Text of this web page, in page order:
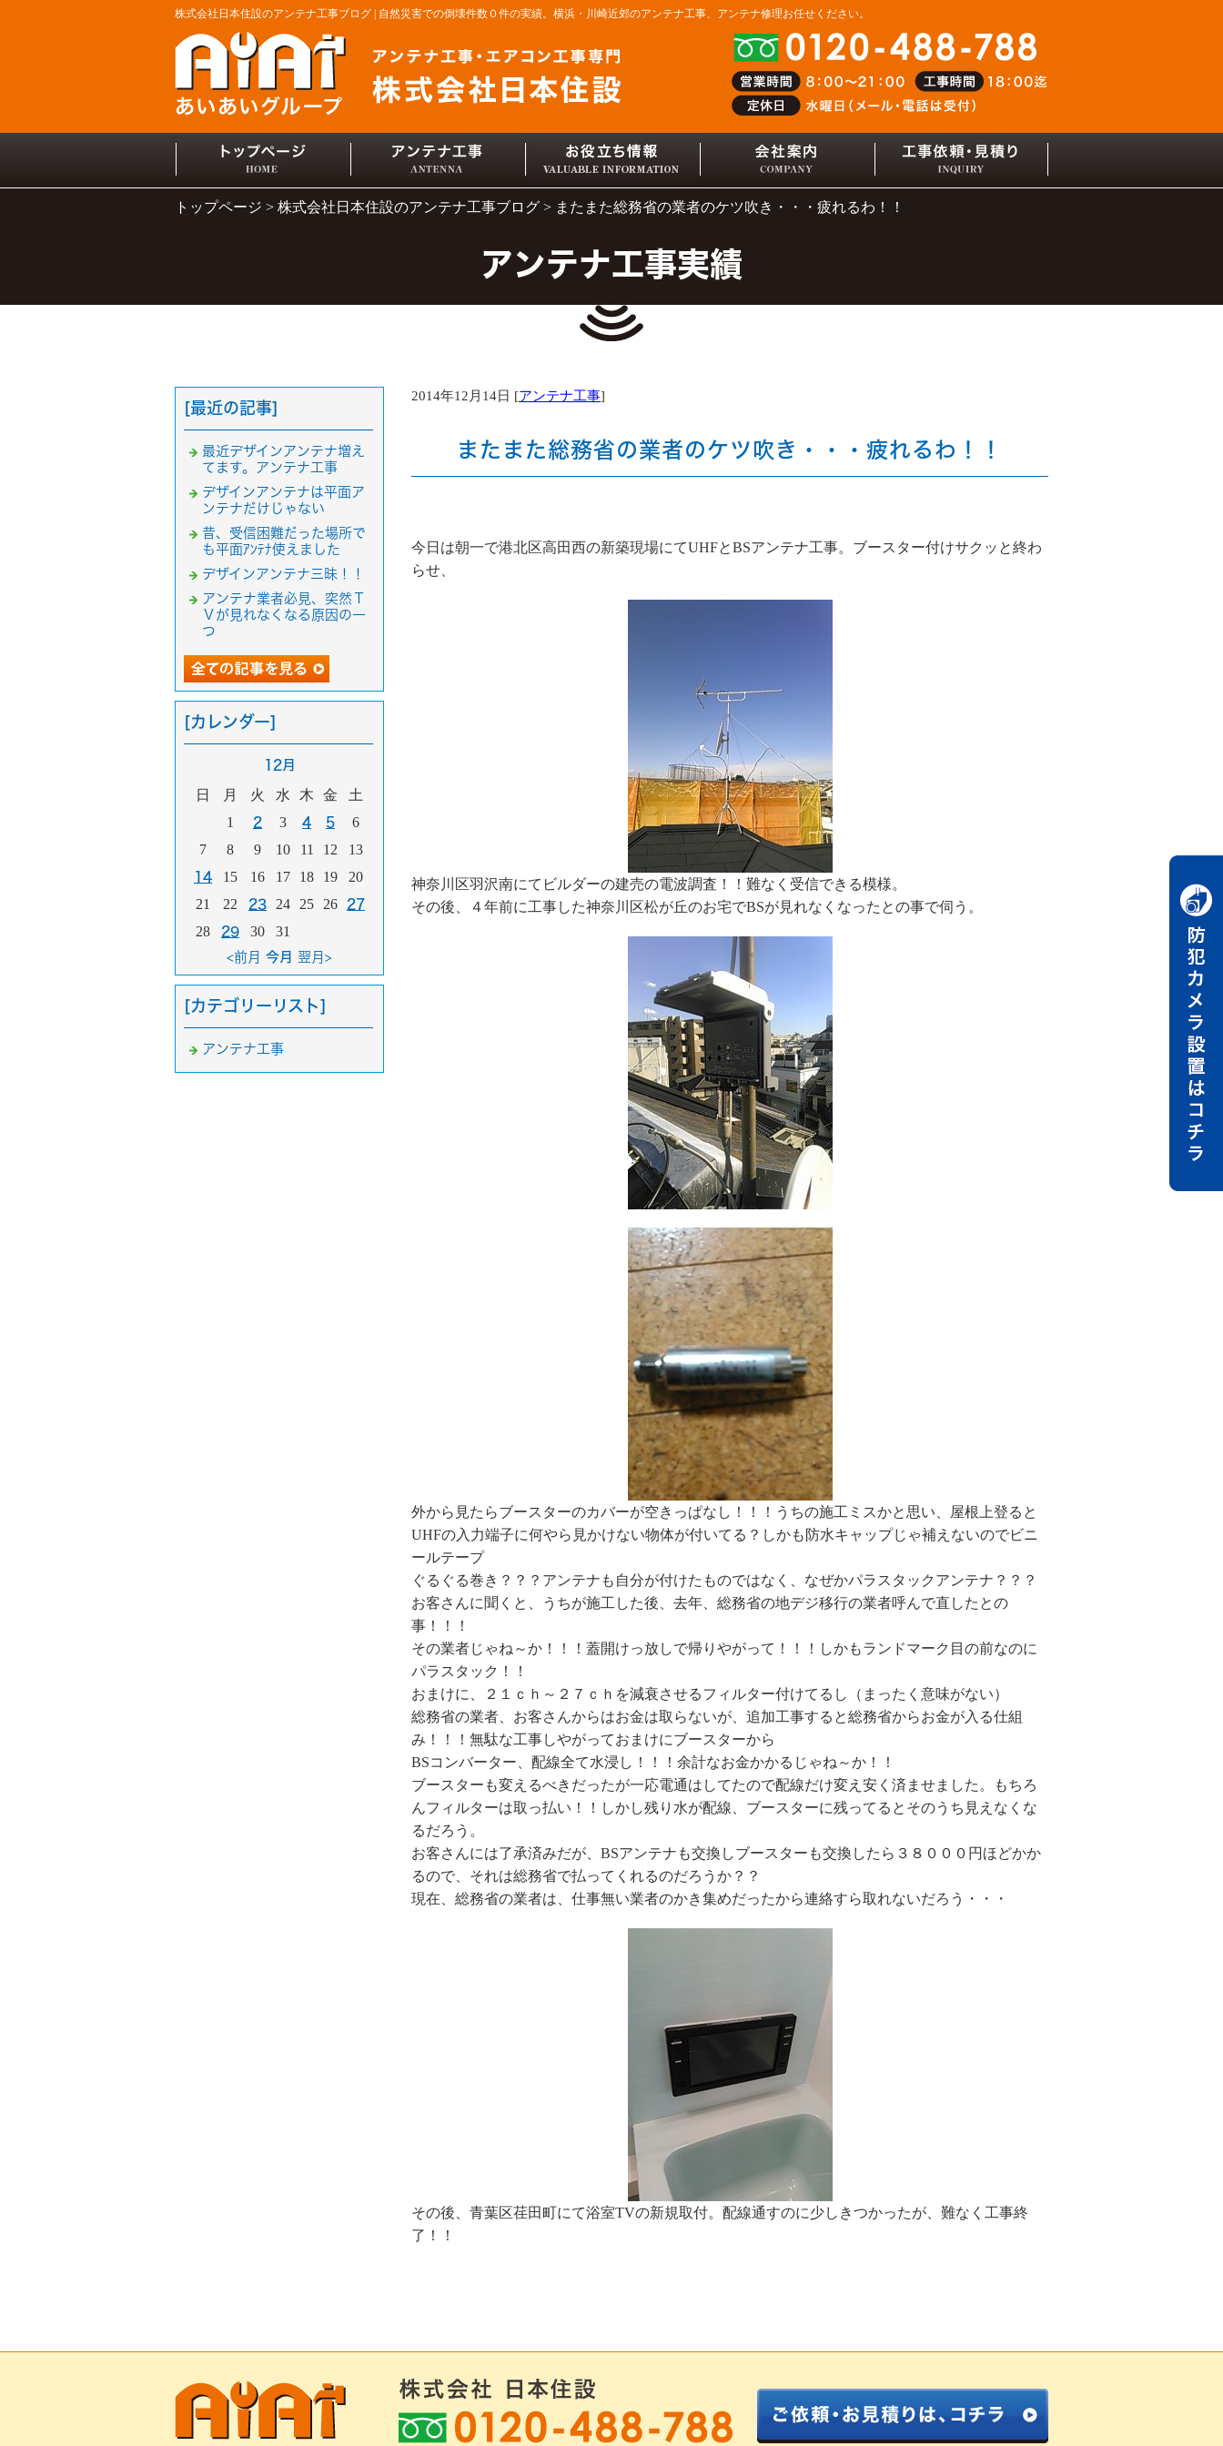
株式会社日本住設のアンテナ工事ブログ | 自然災害での倒壊件数０件の実績。横浜・川崎近郊のアンテナ工事、アンテナ修理お任せください。
トップページ 株式会社日本住設のアンテナ工事ブログ またまた総務省の業者のケツ吹き・・・疲れるわ！！
アンテナ工事実績
2014年12月14日 [アンテナ工事]
またまた総務省の業者のケツ吹き・・・疲れるわ！！
今日は朝一で港北区高田西の新築現場にてUHFとBSアンテナ工事。ブースター付けサクッと終わ
らせ、
神奈川区羽沢南にてビルダーの建売の電波調査！！難なく受信できる模様。
その後、４年前に工事した神奈川区松が丘のお宅でBSが見れなくなったとの事で伺う。
外から見たらブースターのカバーが空きっぱなし！！！うちの施工ミスかと思い、屋根上登ると
UHFの入力端子に何やら見かけない物体が付いてる？しかも防水キャップじゃ補えないのでビニ
ールテープ
ぐるぐる巻き？？？アンテナも自分が付けたものではなく、なぜかパラスタックアンテナ？？？
お客さんに聞くと、うちが施工した後、去年、総務省の地デジ移行の業者呼んで直したとの
事！！！
その業者じゃね～か！！！蓋開けっ放しで帰りやがって！！！しかもランドマーク目の前なのに
パラスタック！！
おまけに、２１ｃｈ～２７ｃｈを減衰させるフィルター付けてるし（まったく意味がない）
総務省の業者、お客さんからはお金は取らないが、追加工事すると総務省からお金が入る仕組
み！！！無駄な工事しやがっておまけにブースターから
BSコンバーター、配線全て水浸し！！！余計なお金かかるじゃね～か！！
ブースターも変えるべきだったが一応電通はしてたので配線だけ変え安く済ませました。もちろ
んフィルターは取っ払い！！しかし残り水が配線、ブースターに残ってるとそのうち見えなくな
るだろう。
お客さんには了承済みだが、BSアンテナも交換しブースターも交換したら３８０００円ほどかか
るので、それは総務省で払ってくれるのだろうか？？
現在、総務省の業者は、仕事無い業者のかき集めだったから連絡すら取れないだろう・・・
その後、青葉区荏田町にて浴室TVの新規取付。配線通すのに少しきつかったが、難なく工事終
了！！
[最近の記事]
最近デザインアンテナ増え
てます。アンテナ工事
デザインアンテナは平面ア
ンテナだけじゃない
昔、受信困難だった場所で
も平面ｱﾝﾃﾅ使えました
デザインアンテナ三昧！！
アンテナ業者必見、突然Ｔ
Ｖが見れなくなる原因の一
つ
[カレンダー]
12月
日 月 火 水 木 金
土
1
2 3 4 5
6
7
8 9 10 11 12 13
14 15 16 17 18 19
20
21
22 23 24 25 26 27
28 29 30 31
<前月 今月 翌月>
[カテゴリーリスト]
アンテナ工事